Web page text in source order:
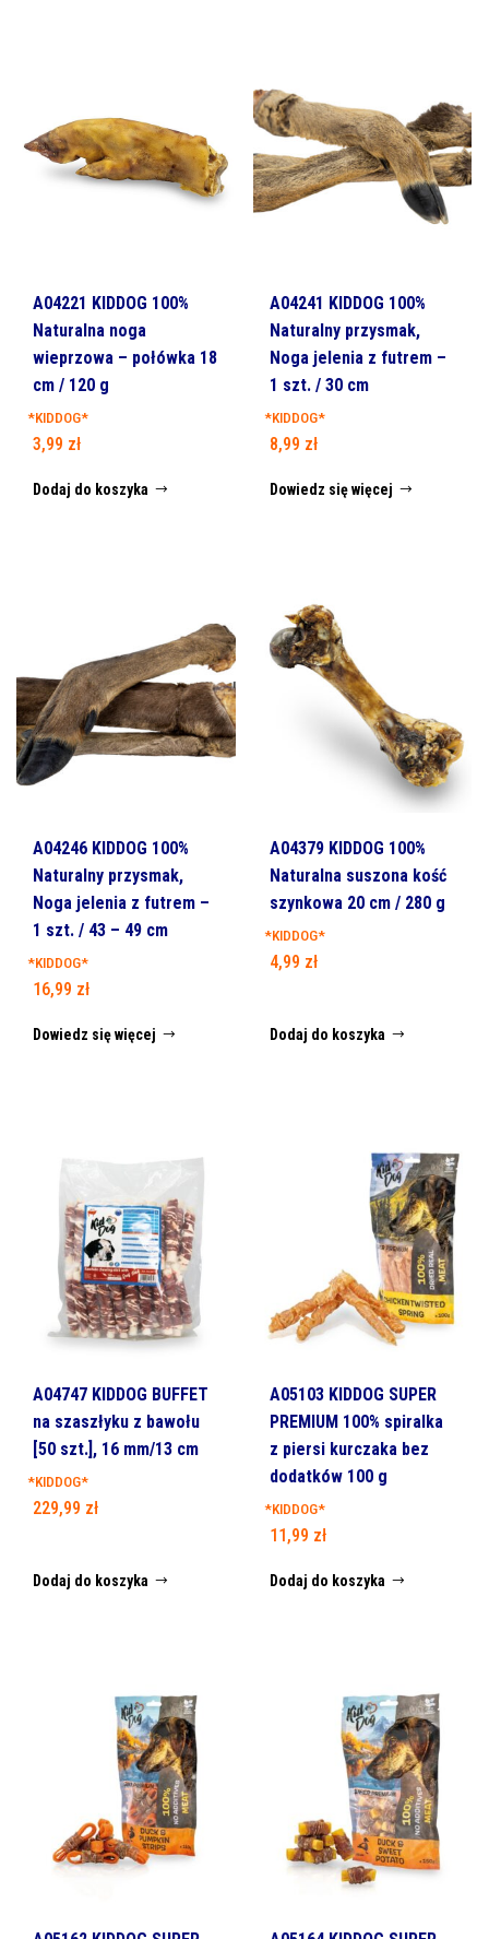
A04221 KIDDOG 100%
Naturalna noga
wieprzowa – połówka 18
cm / 120 g
*KIDDOG*
3,99 zł
Dodaj do koszyka
A04241 KIDDOG 100%
Naturalny przysmak,
Noga jelenia z futrem –
1 szt. / 30 cm
*KIDDOG*
8,99 zł
Dowiedz się więcej
A04246 KIDDOG 100%
Naturalny przysmak,
Noga jelenia z futrem –
1 szt. / 43 – 49 cm
*KIDDOG*
16,99 zł
Dowiedz się więcej
A04379 KIDDOG 100%
Naturalna suszona kość
szynkowa 20 cm / 280 g
*KIDDOG*
4,99 zł
Dodaj do koszyka
A04747 KIDDOG BUFFET
na szaszłyku z bawołu
[50 szt.], 16 mm/13 cm
*KIDDOG*
229,99 zł
Dodaj do koszyka
A05103 KIDDOG SUPER
PREMIUM 100% spiralka
z piersi kurczaka bez
dodatków 100 g
*KIDDOG*
11,99 zł
Dodaj do koszyka